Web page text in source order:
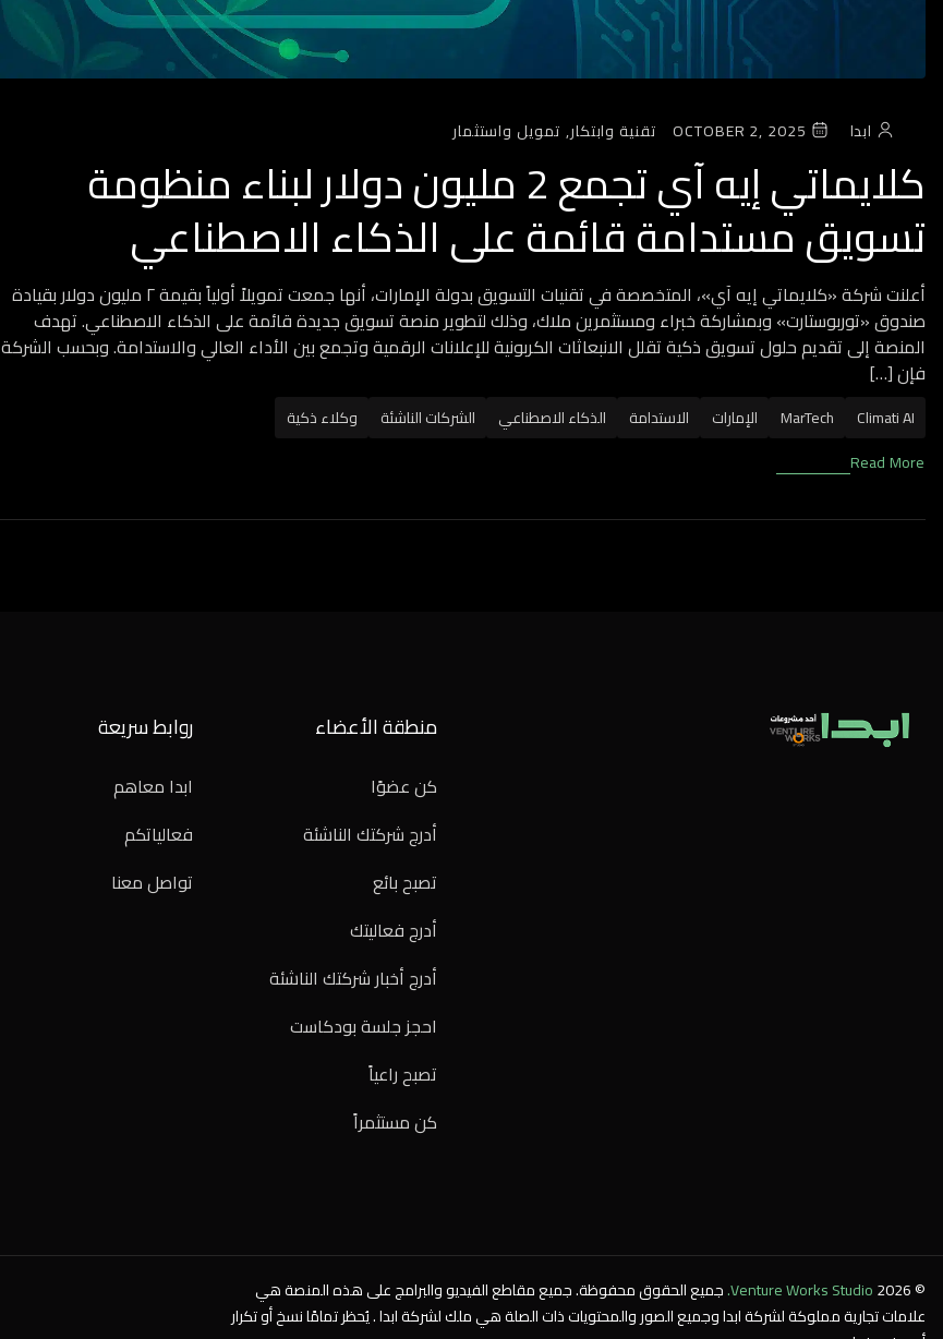
ابدا OCTOBER 2, 2025 تقنية وابتكار, تمويل واستثمار
كلايماتي إيه آي تجمع 2 مليون دولار لبناء منظومة
تسويق مستدامة قائمة على الذكاء الاصطناعي
أعلنت شركة «كلايماتي إيه آي»، المتخصصة في تقنيات التسويق بدولة الإمارات، أنها جمعت تمويلاً أولياً بقيمة ٢ مليون دولار بقيادة
صندوق «توربوستارت» وبمشاركة خبراء ومستثمرين ملاك، وذلك لتطوير منصة تسويق جديدة قائمة على الذكاء الاصطناعي. تهدف
المنصة إلى تقديم حلول تسويق ذكية تقلل الانبعاثات الكربونية للإعلانات الرقمية وتجمع بين الأداء العالي والاستدامة. وبحسب الشركة
فإن […]
Climati AI
MarTech الإمارات الاستدامة الذكاء الاصطناعي الشركات الناشئة
وكلاء ذكية
Read More
منطقة الأعضاء
كن عضوًا
أدرج شركتك الناشئة
تصبح بائع
أدرج فعاليتك
أدرج أخبار شركتك الناشئة
احجز جلسة بودكاست
تصبح راعياً
كن مستثمراً
روابط سريعة
ابدا معاهم
فعالياتكم
تواصل معنا
© 2026
Venture Works Studio. جميع الحقوق محفوظة. جميع مقاطع الفيديو والبرامج على هذه المنصة هي
علامات تجارية مملوكة لشركة ابدا وجميع الصور والمحتويات ذات الصلة هي ملك لشركة ابدا . يُحظر تمامًا نسخ أو تكرار